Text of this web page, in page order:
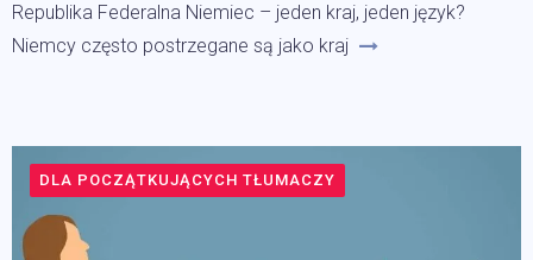
Republika Federalna Niemiec – jeden kraj, jeden język?
Niemcy często postrzegane są jako kraj
DLA POCZĄTKUJĄCYCH TŁUMACZY